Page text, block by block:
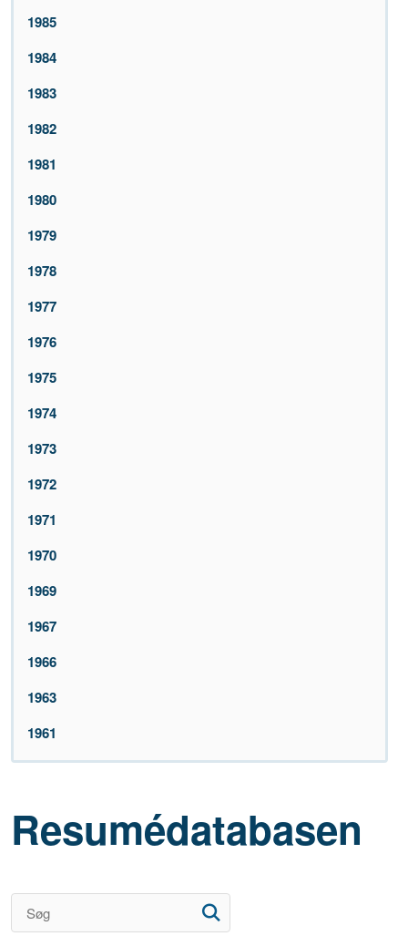
1985
1984
1983
1982
1981
1980
1979
1978
1977
1976
1975
1974
1973
1972
1971
1970
1969
1967
1966
1963
1961
Resumédatabasen